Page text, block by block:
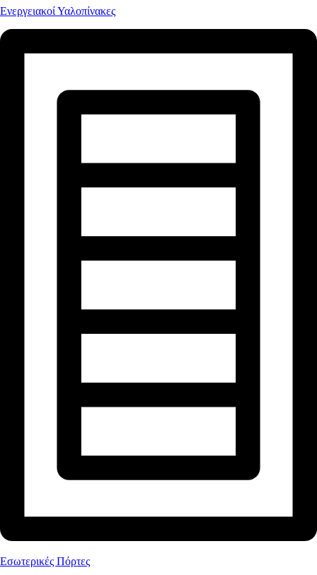
Ενεργειακοί Υαλοπίνακες
Εσωτερικές Πόρτες